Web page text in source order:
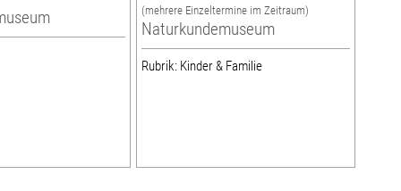
(mehrere Einzeltermine im Zeitraum)
Naturkundemuseum
Rubrik: Kinder & Familie